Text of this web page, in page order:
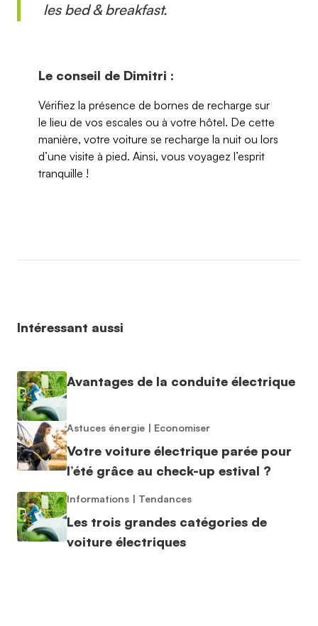
les bed & breakfast.
Le conseil de Dimitri :
Vérifiez la présence de bornes de recharge sur
le lieu de vos escales ou à votre hôtel. De cette
manière, votre voiture se recharge la nuit ou lors
d’une visite à pied. Ainsi, vous voyagez l’esprit
tranquille !
Intéressant aussi
Avantages de la conduite électrique
Astuces énergie | Economiser
Votre voiture électrique parée pour
l’été grâce au check-up estival ?
Informations | Tendances
Les trois grandes catégories de
voiture électriques